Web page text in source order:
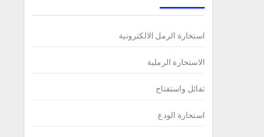
استخارة الرمل الالكترونية
الاستخارة الرملية
تفائل واستفتاح
استخارة الودع